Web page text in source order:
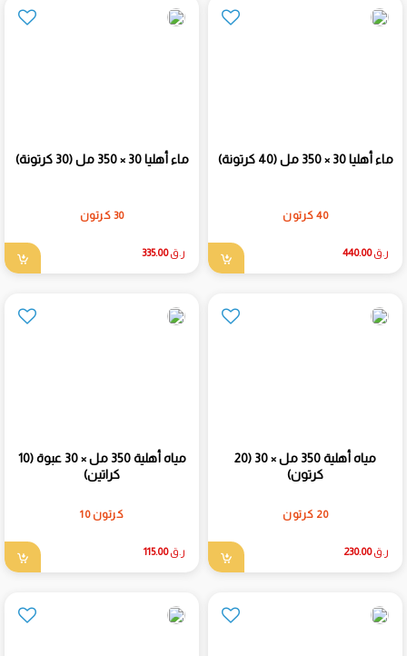
ماء أهليا 30 × 350 مل (40 كرتونة)
40 كرتون
ر.ق440.00
ماء أهليا 30 × 350 مل (30 كرتونة)
30 كرتون
ر.ق335.00
مياه أهلية 350 مل × 30 (20
كرتون)
20 كرتون
ر.ق230.00
مياه أهلية 350 مل × 30 عبوة (10
كراتين)
كرتون 10
ر.ق115.00